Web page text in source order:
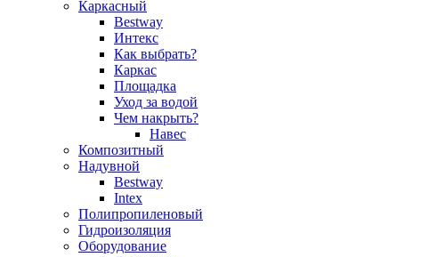
Каркасный
Bestway
Интекс
Как выбрать?
Каркас
Площадка
Уход за водой
Чем накрыть?
Навес
Композитный
Надувной
Bestway
Intex
Полипропиленовый
Гидроизоляция
Оборудование